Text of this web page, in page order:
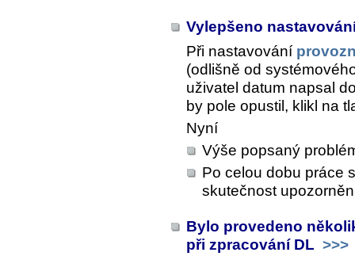
Vylepšeno
Při nastavování
(odlišně od
uživatel datum napsal
by pole opustil, klikl na
Nyní
Výše popsaný
Po celou dobu práce
skutečnost
Bylo provedeno
při zpracování DL >>>